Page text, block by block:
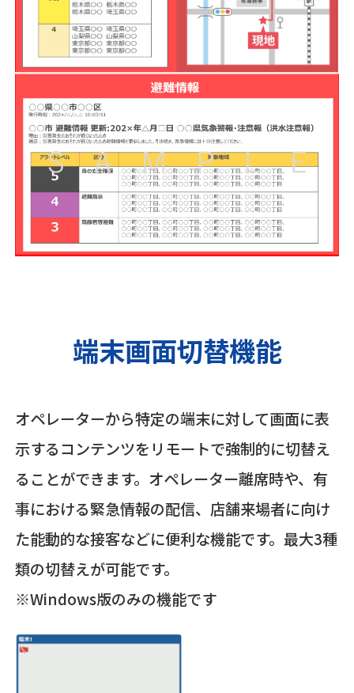
端末画面切替機能
オペレーターから特定の端末に対して画面に表
示するコンテンツをリモートで強制的に切替え
ることができます。オペレーター離席時や、有
事における緊急情報の配信、店舗来場者に向け
た能動的な接客などに便利な機能です。最大3種
類の切替えが可能です。
※Windows版のみの機能です